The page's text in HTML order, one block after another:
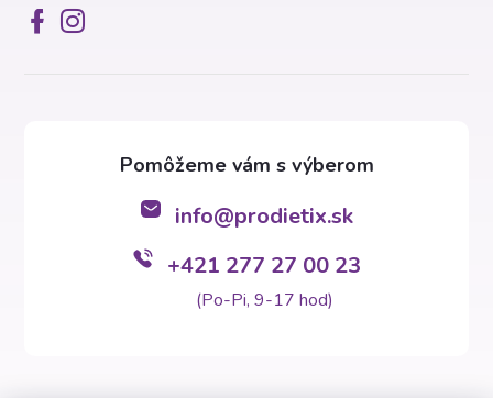
info@prodietix.sk
+421 277 27 00 23
(Po-Pi, 9-17 hod)